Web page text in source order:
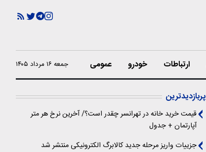
ارتباطات خودرو عمومی جمعه ۱۶ مرداد ۱۴۰۵
پربازدیدترین
قیمت خرید خانه در تهرانسر چقدر است؟/ آخرین نرخ هر متر
آپارتمان + جدول
جزییات واریز مرحله جدید کالابرگ الکترونیکی منتشر شد